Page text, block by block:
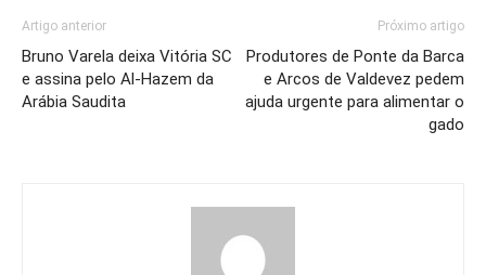
Artigo anterior
Bruno Varela deixa Vitória SC
e assina pelo Al-Hazem da
Arábia Saudita
Próximo artigo
Produtores de Ponte da Barca
e Arcos de Valdevez pedem
ajuda urgente para alimentar o
gado